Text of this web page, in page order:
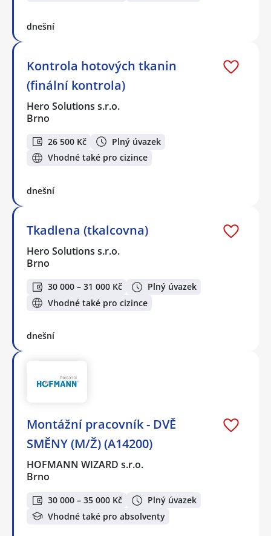
dnešní
Kontrola hotových tkanin
(finální kontrola)
Hero Solutions s.r.o.
Brno
26 500 Kč
Plný úvazek
Vhodné také pro cizince
dnešní
Tkadlena (tkalcovna)
Hero Solutions s.r.o.
Brno
30 000 – 31 000 Kč
Plný úvazek
Vhodné také pro cizince
dnešní
Montážní pracovník - DVĚ
SMĚNY (M/Ž) (A14200)
HOFMANN WIZARD s.r.o.
Brno
30 000 – 35 000 Kč
Plný úvazek
Vhodné také pro absolventy